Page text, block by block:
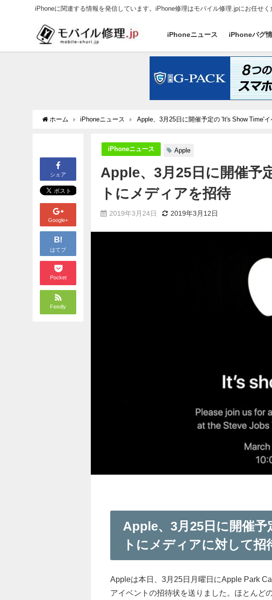
iPhoneに関連する情報を発信しています。iPhone修理はモバイル修理.jpにお任せく
iPhoneニュース iPhoneバグ
ホーム iPhoneニュース Apple、3月25日に開催予定の 'It's Show Time'
シェア
Google+
B!
はてブ
Pocket
Feedly
iPhoneニュース Apple
Apple、3月25日に開催予
トにメディアを招待
2019年3月24日 2019年3月12日
Apple、3月25日に開催
トにメディアに対して招
Appleは本日、3月25日月曜日にApple Park
アイベントの招待状を送りました。ほとんど